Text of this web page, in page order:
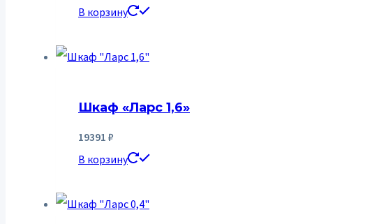
В корзину
Шкаф «Ларс 1,6»
19391 ₽
В корзину